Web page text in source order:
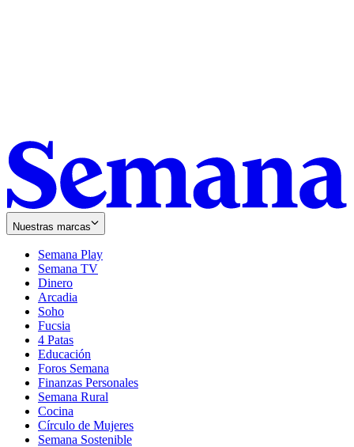
Nuestras marcas
Semana Play
Semana TV
Dinero
Arcadia
Soho
in
new
window
Fucsia
in
new
window
4 Patas
Educación
Foros Semana
Finanzas Personales
Semana Rural
Cocina
Círculo de Mujeres
Semana Sostenible